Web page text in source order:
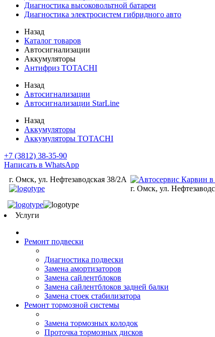
Диагностика высоковольтной батареи
Диагностика электросистем гибридного авто
Назад
Каталог товаров
Автосигнализации
Аккумуляторы
Антифриз TOTACHI
Назад
Автосигнализации
Автосигнализации StarLine
Назад
Аккумуляторы
Аккумуляторы TOTACHI
+7 (3812) 38-35-90
Написать в WhatsApp
г. Омск, ул. Нефтезаводская 38/2А
г. Омск, ул.
Услуги
Ремонт подвески
Диагностика подвески
Замена амортизаторов
Замена сайлентблоков
Замена сайлентблоков задней балки
Замена стоек стабилизатора
Ремонт тормозной системы
Замена тормозных колодок
Проточка тормозных дисков